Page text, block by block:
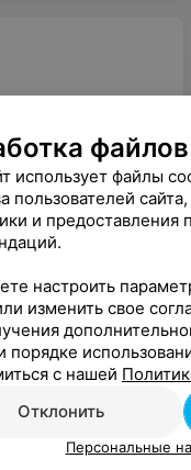
использует файлы
пользователей
и предоставления
настроить
изменить свое
порядке
с нашей
Отклонить
Персональные